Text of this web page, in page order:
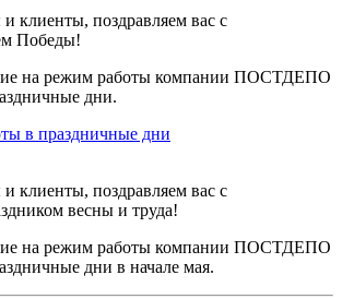
клиенты, поздравляем вас с
Победы!
на режим работы компании ПОСТДЕПО
дни.
в праздничные дни
клиенты, поздравляем вас с
весны и труда!
на режим работы компании ПОСТДЕПО
дни в начале мая.